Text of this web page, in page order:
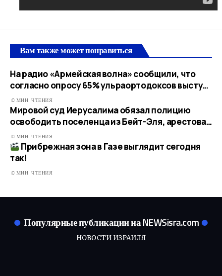
Вам также может понравиться
На радио «Армейская волна» сообщили, что
согласно опросу 65% ульраортодоксов высту…
0 МИН. ЧТЕНИЯ
Мировой суд Иерусалима обязал полицию
освободить поселенца из Бейт-Эля, арестова…
0 МИН. ЧТЕНИЯ
Прибрежная зона в Газе выглядит сегодня
так!
0 МИН. ЧТЕНИЯ
Популярные публикации на NEWSisra.com
НОВОСТИ ИЗРАИЛЯ